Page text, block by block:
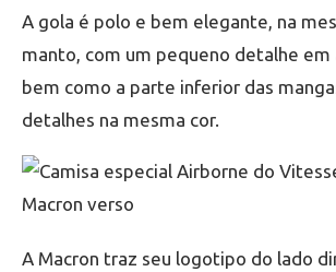
A gola é polo e bem elegante, na
manto, com um pequeno detalhe em
bem como a parte inferior das
detalhes na mesma cor.
A Macron traz seu logotipo do lado